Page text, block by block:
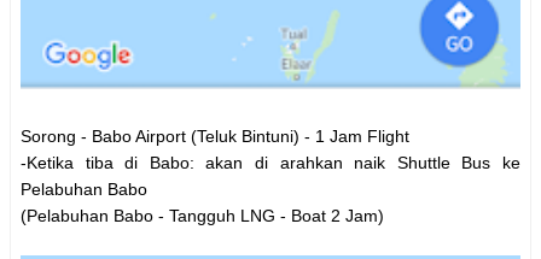
Sorong - Babo Airport (Teluk Bintuni) - 1 Jam Flight
-Ketika tiba di Babo: akan di arahkan naik Shuttle Bus ke
Pelabuhan Babo
(Pelabuhan Babo - Tangguh LNG - Boat 2 Jam)